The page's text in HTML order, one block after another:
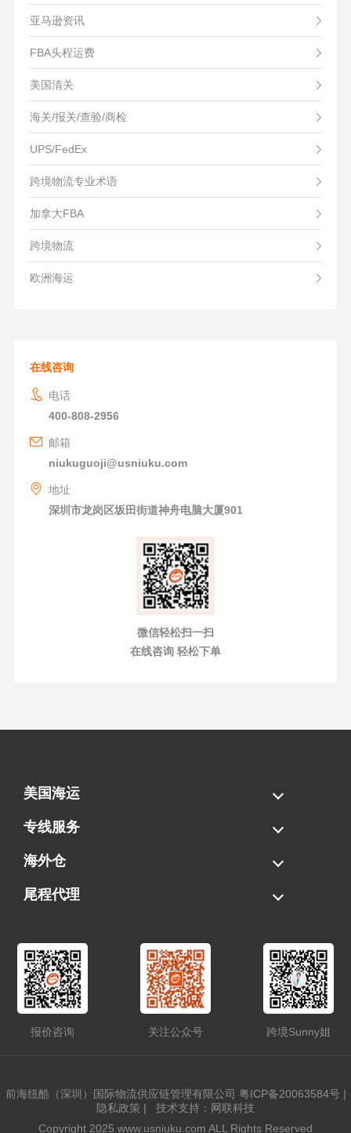
亚马逊资讯
FBA头程运费
美国清关
海关/报关/查验/商检
UPS/FedEx
跨境物流专业术语
加拿大FBA
跨境物流
欧洲海运
在线咨询
电话
400-808-2956
邮箱
niukuguoji@usniuku.com
地址
深圳市龙岗区坂田街道神舟电脑大厦901
微信轻松扫一扫
在线咨询 轻松下单
美国海运
海运拼柜
海运整柜
美国海卡
加拿大海运
专线服务
FBA专线直送
超大件专线
AWD专线
电池专线
海外仓
一件代发
FBA中转
贴标换标
拆柜/存储
尾程代理
报价咨询 关注公众号 跨境Sunny姐
前海纽酷（深圳）国际物流供应链管理有限公司 粤ICP备20063584号|
隐私政策 |
技术支持：网联科技
Copyright 2025 www.usniuku.com ALL Rights Reserved